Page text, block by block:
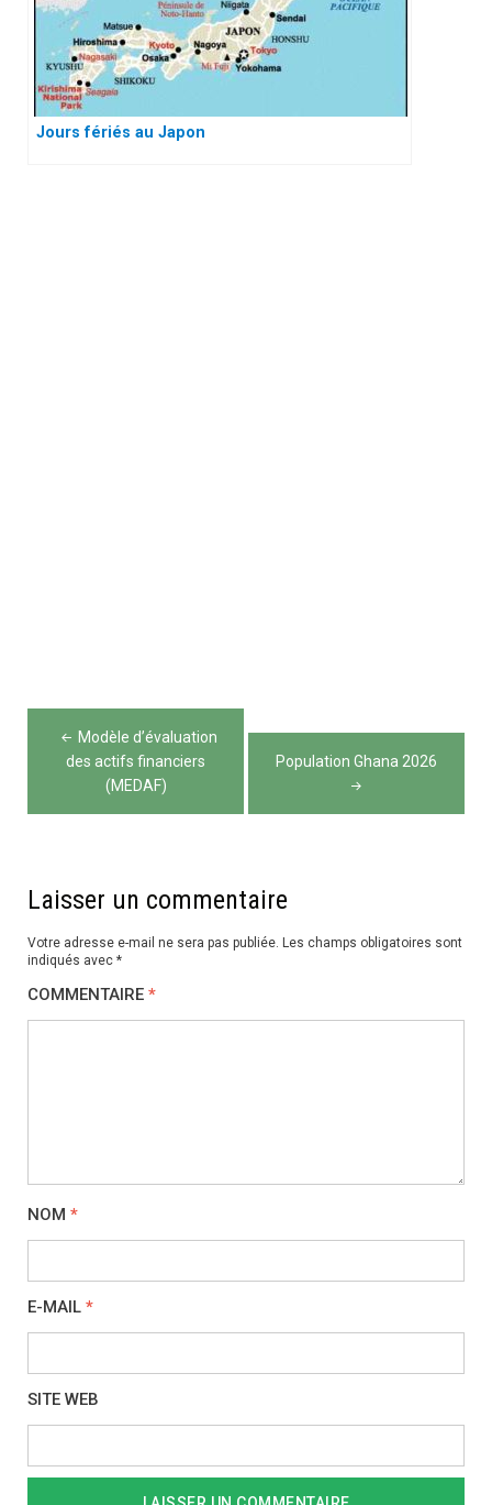
Jours fériés au Japon
Navigation
l’article
Modèle d’évaluation
des actifs financiers
(MEDAF)
Population Ghana 2026
Laisser un commentaire
Votre adresse e-mail ne sera pas publiée. Les champs obligatoires sont
indiqués avec *
COMMENTAIRE *
NOM *
E-MAIL *
SITE WEB